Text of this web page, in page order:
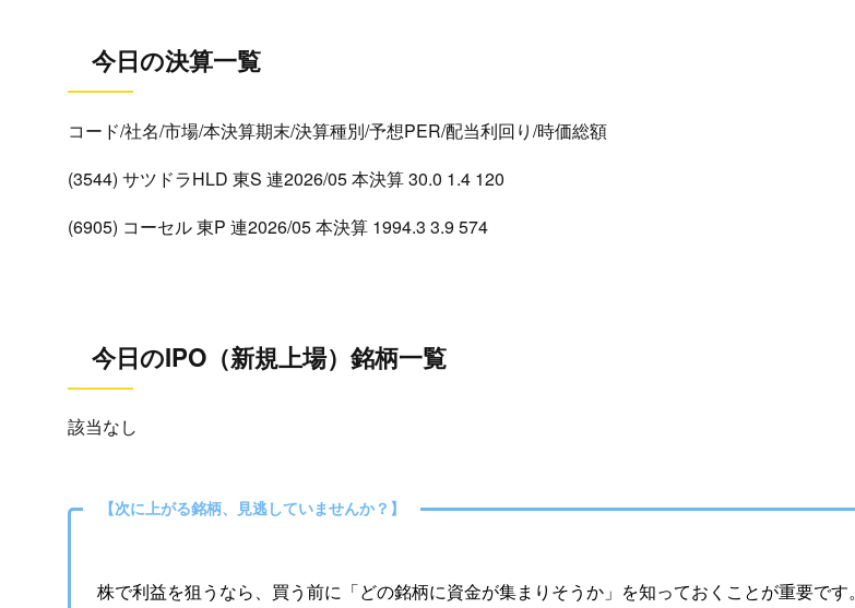
今日の決算一覧
コード/社名/市場/本決算期末/決算種別/予想PER/配当利回り/時価総額
(3544) サツドラHLD 東S 連2026/05 本決算 30.0 1.4 120
(6905) コーセル 東P 連2026/05 本決算 1994.3 3.9 574
今日のIPO（新規上場）銘柄一覧
該当なし
【次に上がる銘柄、見逃していませんか？】
株で利益を狙うなら、買う前に「どの銘柄に資金が集まりそうか」を知っておくことが重要です。